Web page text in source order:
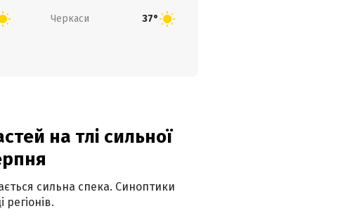
Черкаси 37°
на тлі сильної
сильна спека. Синоптики